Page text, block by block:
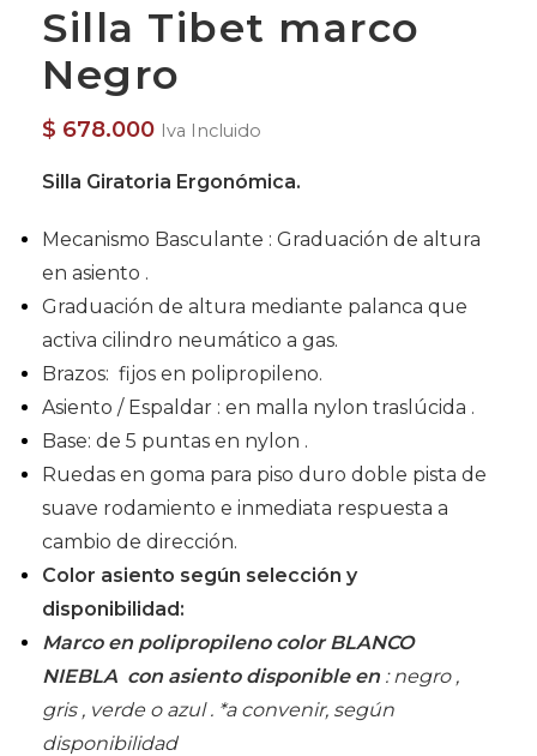
Silla Tibet marco
Negro
$ 678.000 Iva Incluido
Silla Giratoria Ergonómica.
Mecanismo Basculante : Graduación de altura
en asiento .
Graduación de altura mediante palanca que
activa cilindro neumático a gas.
Brazos: fijos en polipropileno.
Asiento / Espaldar : en malla nylon traslúcida .
Base: de 5 puntas en nylon .
Ruedas en goma para piso duro doble pista de
suave rodamiento e inmediata respuesta a
cambio de dirección.
Color asiento según selección y
disponibilidad:
Marco en polipropileno color BLANCO
NIEBLA con asiento disponible en : negro ,
gris , verde o azul . *a convenir, según
disponibilidad